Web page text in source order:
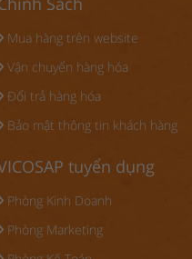
Mua hàng trên website
Vận chuyển hàng hóa
Đổi trả hàng hóa
Bảo mật thông tin khách hàng
tuyển dụng
Phòng Kinh Doanh
Phòng Marketing